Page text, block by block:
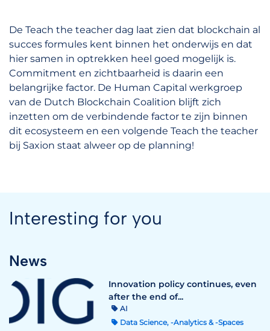
De Teach the teacher dag laat zien dat blockchain al
succes formules kent binnen het onderwijs en dat
hier samen in optrekken heel goed mogelijk is.
Commitment en zichtbaarheid is daarin een
belangrijke factor. De Human Capital werkgroep
van de Dutch Blockchain Coalition blijft zich
inzetten om de verbindende factor te zijn binnen
dit ecosysteem en een volgende Teach the teacher
bij Saxion staat alweer op de planning!
Interesting for you
News
Innovation policy continues, even
after the end of...
AI
Data Science, -Analytics & -Spaces